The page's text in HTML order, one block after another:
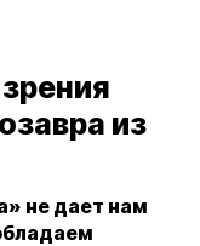
из
не дает нам